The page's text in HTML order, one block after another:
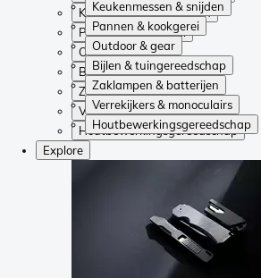
Keukenmessen & snijden
Pannen & kookgerei
Outdoor & gear
Bijlen & tuingereedschap
Zaklampen & batterijen
Verrekijkers & monoculairs
Houtbewerkingsgereedschap
Keukenmessen & snijden
Pannen & kookgerei
Outdoor & gear
Bijlen & tuingereedschap
Zaklampen & batterijen
Verrekijkers & monoculairs
Houtbewerkingsgereedschap
Explore